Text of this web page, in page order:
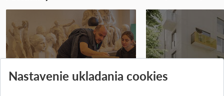
Pridané 14.07.2026 Pridané 03.07.2026
Nastavenie ukladania cookies